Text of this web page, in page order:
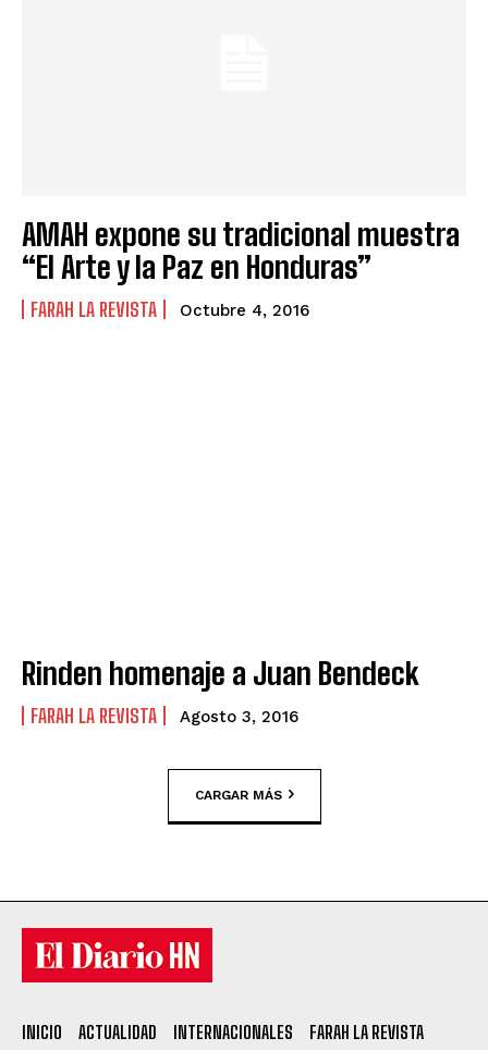
AMAH expone su tradicional muestra
“El Arte y la Paz en Honduras”
FARAH LA REVISTA Octubre 4, 2016
Rinden homenaje a Juan Bendeck
FARAH LA REVISTA Agosto 3, 2016
CARGAR MÁS
INICIO ACTUALIDAD INTERNACIONALES
FARAH LA REVISTA